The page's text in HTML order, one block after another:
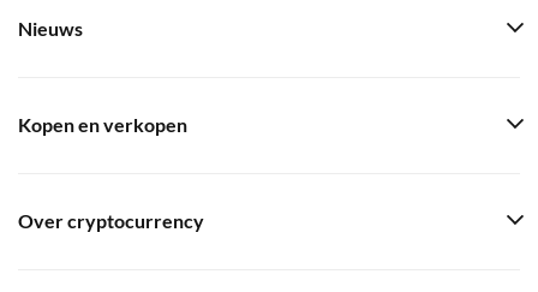
Nieuws
Kopen en verkopen
Over cryptocurrency